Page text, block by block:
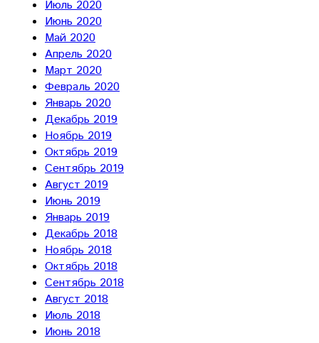
Июль 2020
Июнь 2020
Май 2020
Апрель 2020
Март 2020
Февраль 2020
Январь 2020
Декабрь 2019
Ноябрь 2019
Октябрь 2019
Сентябрь 2019
Август 2019
Июнь 2019
Январь 2019
Декабрь 2018
Ноябрь 2018
Октябрь 2018
Сентябрь 2018
Август 2018
Июль 2018
Июнь 2018